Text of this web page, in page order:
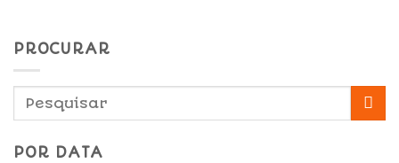
PROCURAR
POR DATA